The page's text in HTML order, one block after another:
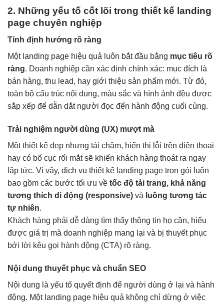
2. Những yếu tố cốt lõi trong thiết kế landing
page chuyên nghiệp
Tính định hướng rõ ràng
Một landing page hiệu quả luôn bắt đầu bằng mục tiêu rõ
ràng. Doanh nghiệp cần xác định chính xác: mục đích là
bán hàng, thu lead, hay giới thiệu sản phẩm mới. Từ đó,
toàn bộ cấu trúc nội dung, màu sắc và hình ảnh đều được
sắp xếp để dẫn dắt người đọc đến hành động cuối cùng.
Trải nghiệm người dùng (UX) mượt mà
Một thiết kế đẹp nhưng tải chậm, hiển thị lỗi trên điện thoại
hay có bố cục rối mắt sẽ khiến khách hàng thoát ra ngay
lập tức. Vì vậy, dịch vụ thiết kế landing page trọn gói luôn
bao gồm các bước tối ưu về tốc độ tải trang, khả năng
tương thích di động (responsive) và luồng tương tác
tự nhiên.
Khách hàng phải dễ dàng tìm thấy thông tin họ cần, hiểu
được giá trị mà doanh nghiệp mang lại và bị thuyết phục
bởi lời kêu gọi hành động (CTA) rõ ràng.
Nội dung thuyết phục và chuẩn SEO
Nội dung là yếu tố quyết định để người dùng ở lại và hành
động. Một landing page hiệu quả không chỉ dừng ở việc